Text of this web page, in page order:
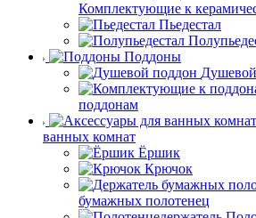
Комплектующие к
Пьедестал
Поддоны
поддонам
ванных комнат
Ёршик
Крючок
бумажных полотенец